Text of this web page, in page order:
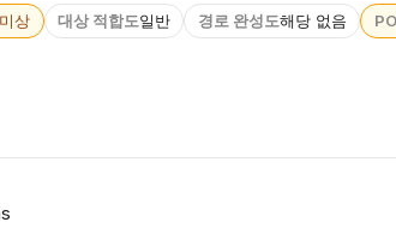
상 대상 적합도일반 경로 완성도해당 없음